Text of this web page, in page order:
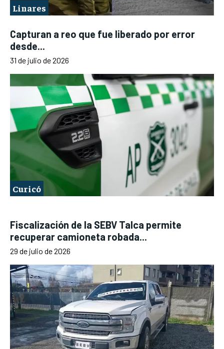
Linares
Capturan a reo que fue liberado por error
desde...
31 de julio de 2026
Curicó
Fiscalización de la SEBV Talca permite
recuperar camioneta robada...
29 de julio de 2026